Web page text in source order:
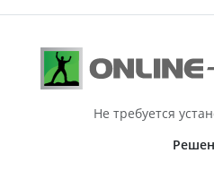
Не требуется